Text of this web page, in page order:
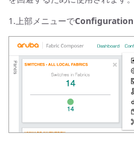
1.上部メニューでConfiguration